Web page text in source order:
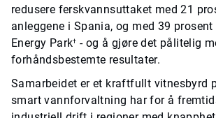
redusere ferskvannsuttaket med 21
anleggene i Spania, og med 39 prosent
Energy Park† - og å gjøre det pålitelig
forhåndsbestemte resultater.
Samarbeidet er et kraftfullt vitnesbyrd
smart vannforvaltning har for å